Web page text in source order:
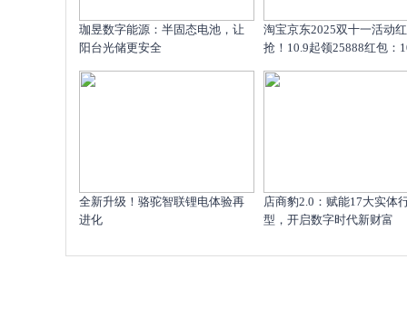
珈昱数字能源：半固态电池，让
阳台光储更安全
淘宝京东2025双十一活动
抢！10.9起领25888红包：
全新升级！骆驼智联锂电体验再
进化
店商豹2.0：赋能17大实体
型，开启数字时代新财富